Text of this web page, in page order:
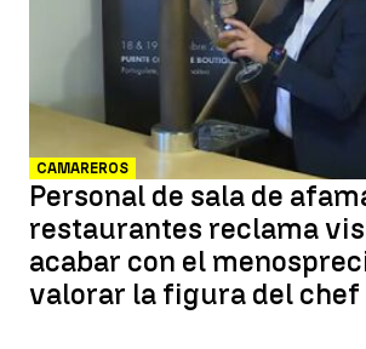
CAMAREROS
Personal de sala de
restaurantes reclama
acabar con el
valorar la figura del chef